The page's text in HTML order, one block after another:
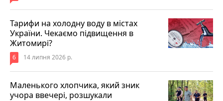
Тарифи на холодну воду в містах
України. Чекаємо підвищення в
Житомирі?
6 14 липня 2026 р.
Маленького хлопчика, який зник
учора ввечері, розшукали